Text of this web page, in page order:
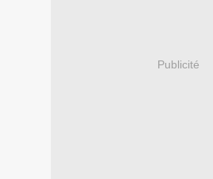
Publicité